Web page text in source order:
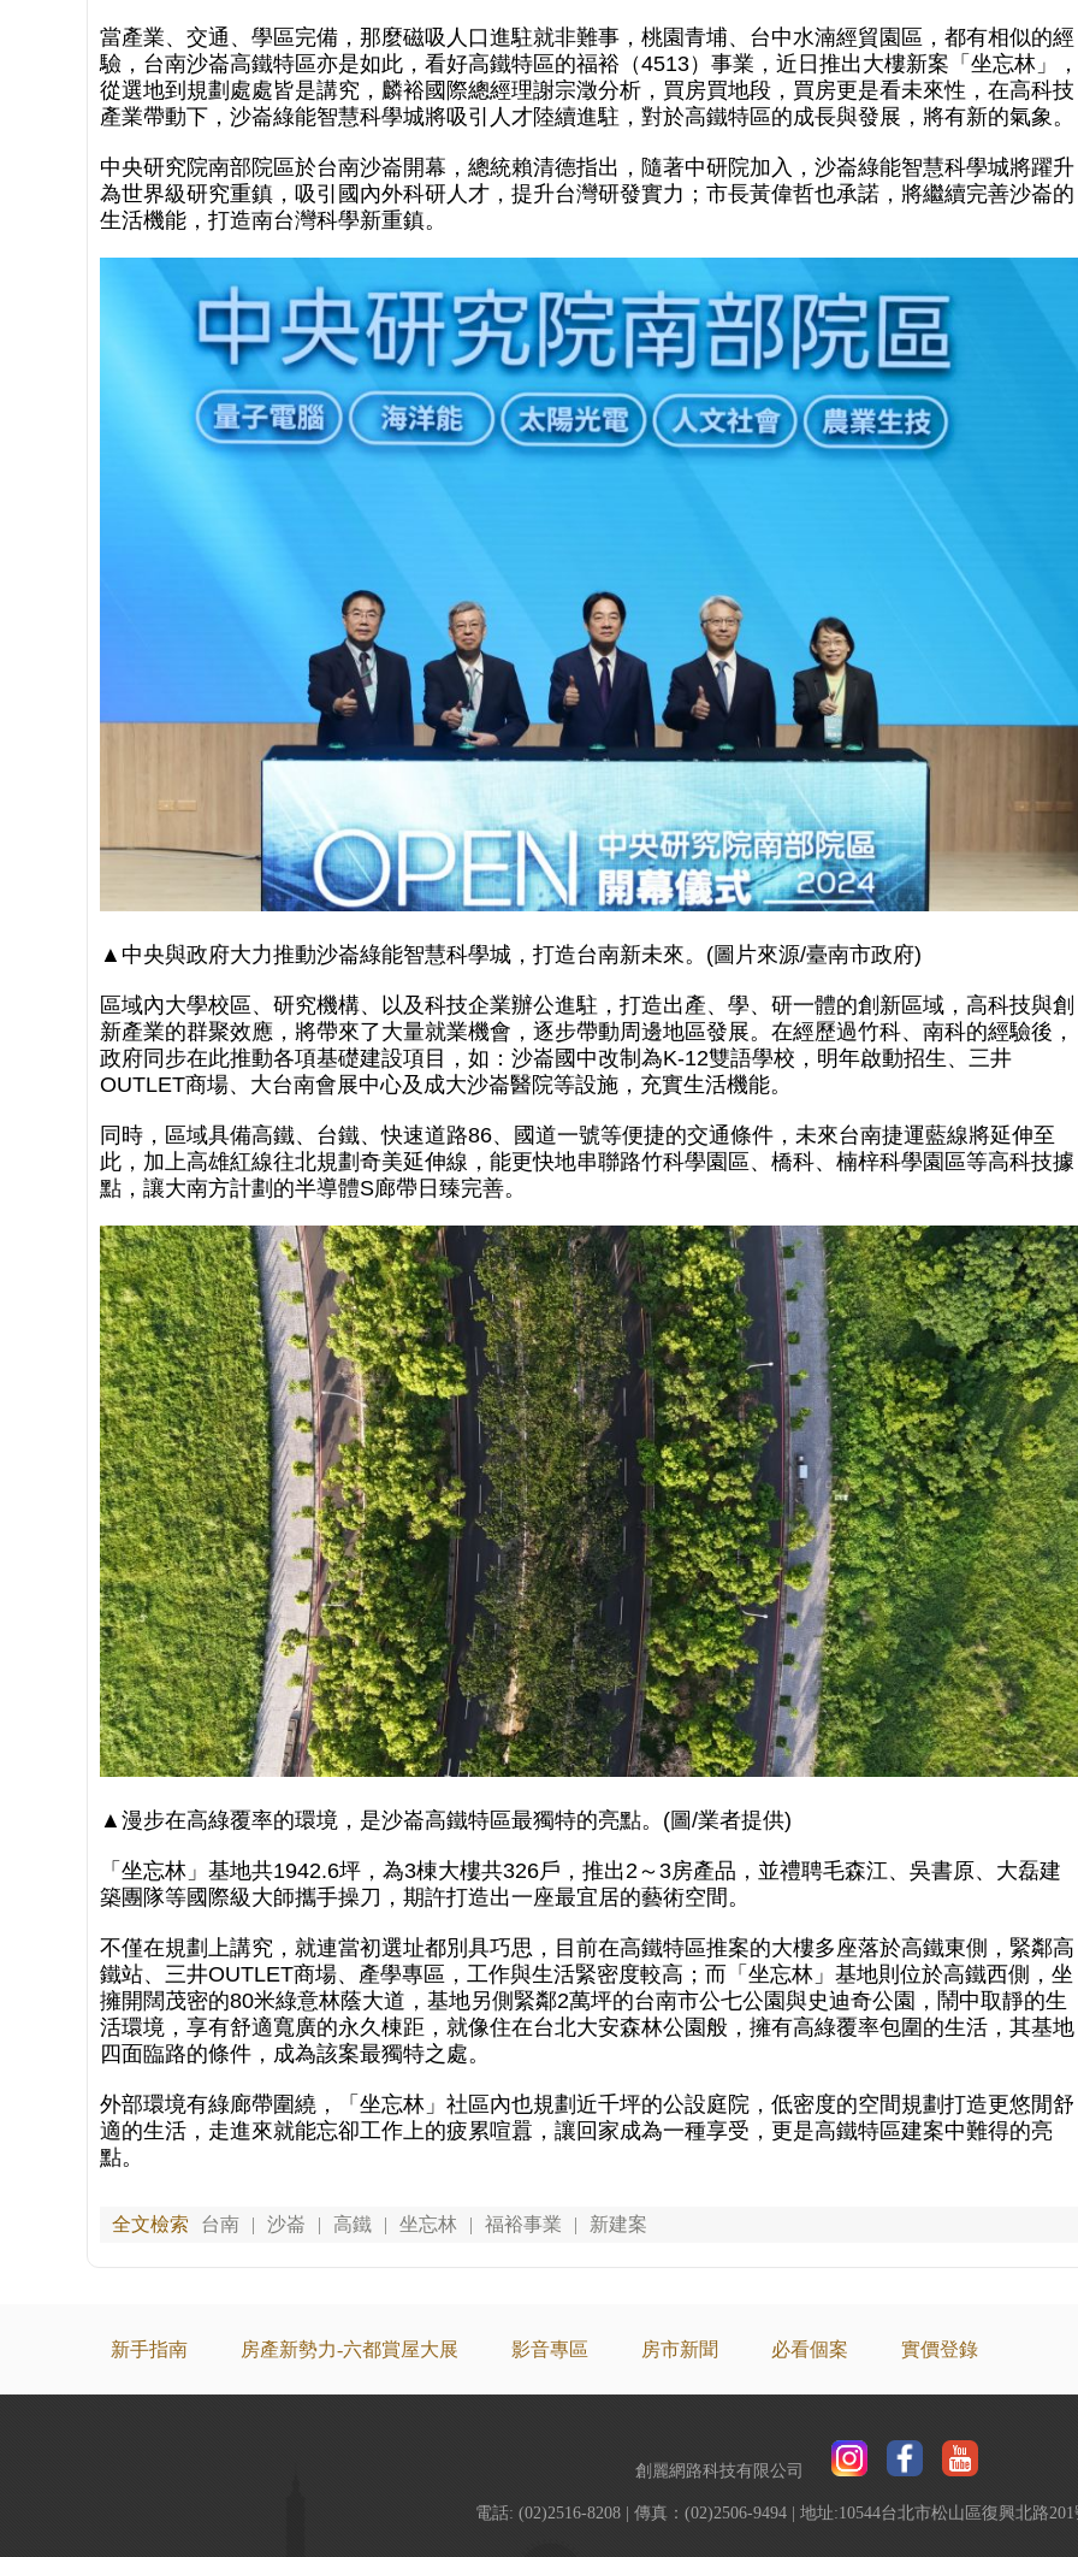
當產業、交通、學區完備，那麼磁吸人口進駐就非難事，桃園青埔、台中水湳經貿園區，都有相似的經
驗，台南沙崙高鐵特區亦是如此，看好高鐵特區的福裕（4513）事業，近日推出大樓新案「坐忘林」，
從選地到規劃處處皆是講究，麟裕國際總經理謝宗澂分析，買房買地段，買房更是看未來性，在高科技
產業帶動下，沙崙綠能智慧科學城將吸引人才陸續進駐，對於高鐵特區的成長與發展，將有新的氣象。
中央研究院南部院區於台南沙崙開幕，總統賴清德指出，隨著中研院加入，沙崙綠能智慧科學城將躍升
為世界級研究重鎮，吸引國內外科研人才，提升台灣研發實力；市長黃偉哲也承諾，將繼續完善沙崙的
生活機能，打造南台灣科學新重鎮。
▲中央與政府大力推動沙崙綠能智慧科學城，打造台南新未來。(圖片來源/臺南市政府)
區域內大學校區、研究機構、以及科技企業辦公進駐，打造出產、學、研一體的創新區域，高科技與創
新產業的群聚效應，將帶來了大量就業機會，逐步帶動周邊地區發展。在經歷過竹科、南科的經驗後，
政府同步在此推動各項基礎建設項目，如：沙崙國中改制為K-12雙語學校，明年啟動招生、三井
OUTLET商場、大台南會展中心及成大沙崙醫院等設施，充實生活機能。
同時，區域具備高鐵、台鐵、快速道路86、國道一號等便捷的交通條件，未來台南捷運藍線將延伸至
此，加上高雄紅線往北規劃奇美延伸線，能更快地串聯路竹科學園區、橋科、楠梓科學園區等高科技據
點，讓大南方計劃的半導體S廊帶日臻完善。
▲漫步在高綠覆率的環境，是沙崙高鐵特區最獨特的亮點。(圖/業者提供)
「坐忘林」基地共1942.6坪，為3棟大樓共326戶，推出2～3房產品，並禮聘毛森江、吳書原、大磊建
築團隊等國際級大師攜手操刀，期許打造出一座最宜居的藝術空間。
不僅在規劃上講究，就連當初選址都別具巧思，目前在高鐵特區推案的大樓多座落於高鐵東側，緊鄰高
鐵站、三井OUTLET商場、產學專區，工作與生活緊密度較高；而「坐忘林」基地則位於高鐵西側，坐
擁開闊茂密的80米綠意林蔭大道，基地另側緊鄰2萬坪的台南市公七公園與史迪奇公園，鬧中取靜的生
活環境，享有舒適寬廣的永久棟距，就像住在台北大安森林公園般，擁有高綠覆率包圍的生活，其基地
四面臨路的條件，成為該案最獨特之處。
外部環境有綠廊帶圍繞，「坐忘林」社區內也規劃近千坪的公設庭院，低密度的空間規劃打造更悠閒舒
適的生活，走進來就能忘卻工作上的疲累喧囂，讓回家成為一種享受，更是高鐵特區建案中難得的亮
點。
全文檢索 台南 | 沙崙 | 高鐵 | 坐忘林 | 福裕事業 | 新建案
新手指南 房產新勢力-六都賞屋大展 影音專區 房市新聞 必看個案 實價登錄
創麗網路科技有限公司
電話: (02)2516-8208 | 傳真：(02)2506-9494 | 地址:10544台北市松山區復興北路